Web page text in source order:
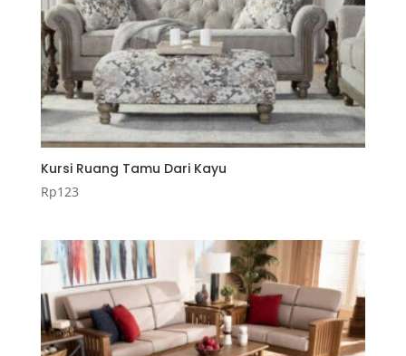
Kursi Ruang Tamu Dari Kayu
Rp123